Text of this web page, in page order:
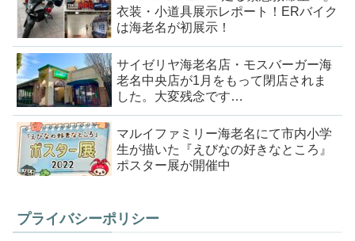
衣装・小道具展示レポート！ERバイク
は海老名が初展示！
サイゼリヤ海老名店・モスバーガー海
老名中央店が1月をもって閉店されま
した。大変残念です…
マルイファミリー海老名にて市内小学
生が描いた『えびなの好きなところ』
ポスター展が開催中
プライバシーポリシー